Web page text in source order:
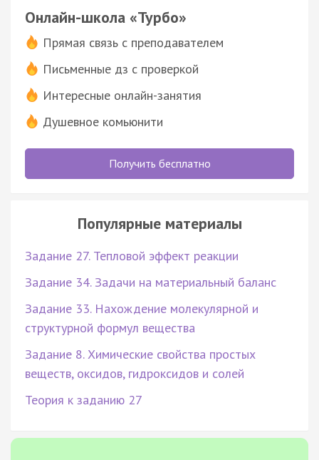
Онлайн-школа «Турбо»
Прямая связь с преподавателем
Письменные дз с проверкой
Интересные онлайн-занятия
Душевное комьюнити
Получить бесплатно
Популярные материалы
Задание 27. Тепловой эффект реакции
Задание 34. Задачи на материальный баланс
Задание 33. Нахождение молекулярной и
структурной формул вещества
Задание 8. Химические свойства простых
веществ, оксидов, гидроксидов и солей
Теория к заданию 27